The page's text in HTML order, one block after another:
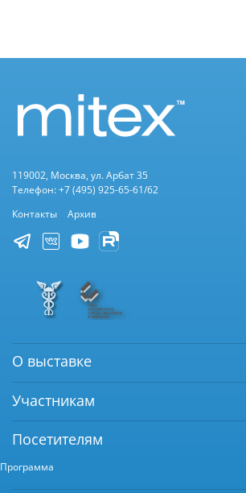
119002, Москва, ул. Арбат 35
Телефон: +7 (495) 925-65-61/62
Контакты
Архив
О выставке
Участникам
Посетителям
Программа